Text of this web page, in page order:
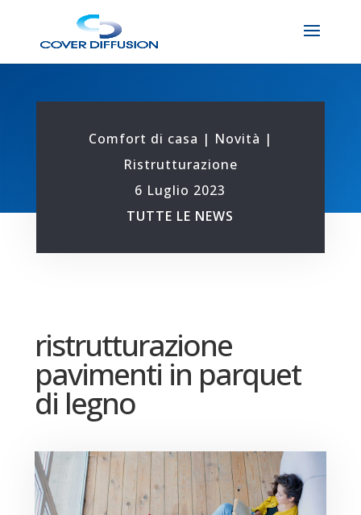
Comfort di casa | Novità |
Ristrutturazione
6 Luglio 2023
TUTTE LE NEWS
ristrutturazione
pavimenti in parquet
di legno